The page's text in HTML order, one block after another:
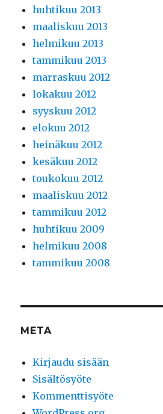
huhtikuu 2013
maaliskuu 2013
helmikuu 2013
tammikuu 2013
marraskuu 2012
lokakuu 2012
syyskuu 2012
elokuu 2012
heinäkuu 2012
kesäkuu 2012
toukokuu 2012
maaliskuu 2012
tammikuu 2012
huhtikuu 2009
helmikuu 2008
tammikuu 2008
META
Kirjaudu sisään
Sisältösyöte
Kommenttisyöte